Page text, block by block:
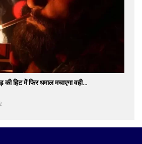
की हिट में फिर धमाल मचाएगा वही…